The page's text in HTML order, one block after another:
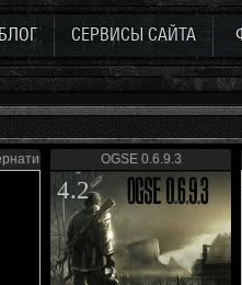
БЛОГ СЕРВИСЫ САЙТА
OGSE 0.6.9.3
4.2